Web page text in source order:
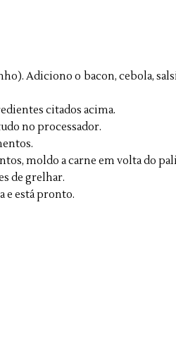
Adiciono o bacon, cebola,
citados acima.
no processador.
moldo a carne em volta do
de grelhar.
e está pronto.